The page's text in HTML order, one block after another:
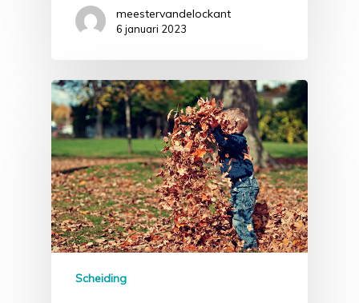
meestervandelockant
6 januari 2023
Scheiding